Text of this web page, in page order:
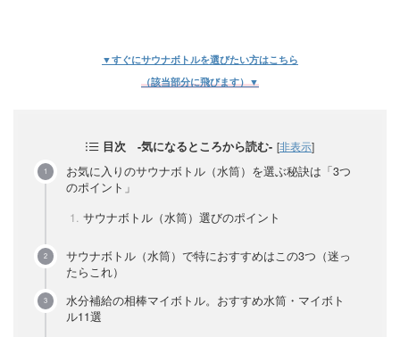
▼すぐにサウナボトルを選びたい方はこちら
（該当部分に飛びます）▼
目次 -気になるところから読む- [非表示]
お気に入りのサウナボトル（水筒）を選ぶ秘訣は「3つ
のポイント」
サウナボトル（水筒）選びのポイント
サウナボトル（水筒）で特におすすめはこの3つ（迷っ
たらこれ）
水分補給の相棒マイボトル。おすすめ水筒・マイボト
ル11選